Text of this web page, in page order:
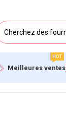
Meilleures ventes
HOT